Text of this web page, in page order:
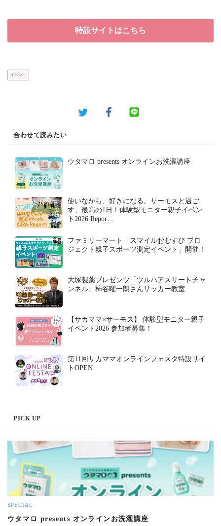
特設サイトはこちら
イベント
合わせて読みたい
ウタマロ presents オンラインお洗濯講座
使いながら、好きになる。サーモスと過ご
す、最高の1日！体験型モニター親子イベン
ト2026 Repor…
ファミリーマート「スマイルおむすび プロ
ジェクト親子スポーツ測定イベント」開催！
大塚製薬プレゼンツ「ツルハアスリートチャ
ンネル」柿谷曜一朗さんサッカー教室
【サカママ×サーモス】 体験型モニター親子
イベント2026 参加者募集！
第11回サカママオンラインフェスタ特設サイ
トOPEN
PICK UP
SPECIAL
ウタマロ presents オンラインお洗濯講座